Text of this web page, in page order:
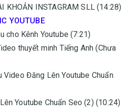
KHOẢN INSTAGRAM SLL (14:28)
YOUTUBE
cho Kênh Youtube (7:21)
thuyết minh Tiếng Anh (Chưa
Video Đăng Lên Youtube Chuẩn
Youtube Chuẩn Seo (2) (10:24)